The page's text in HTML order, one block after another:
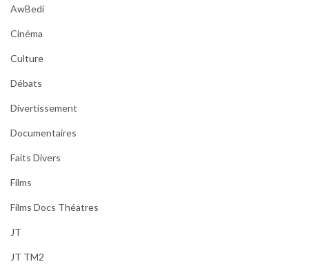
AwBedi
Cinéma
Culture
Débats
Divertissement
Documentaires
Faits Divers
Films
Films Docs Théatres
JT
JT TM2